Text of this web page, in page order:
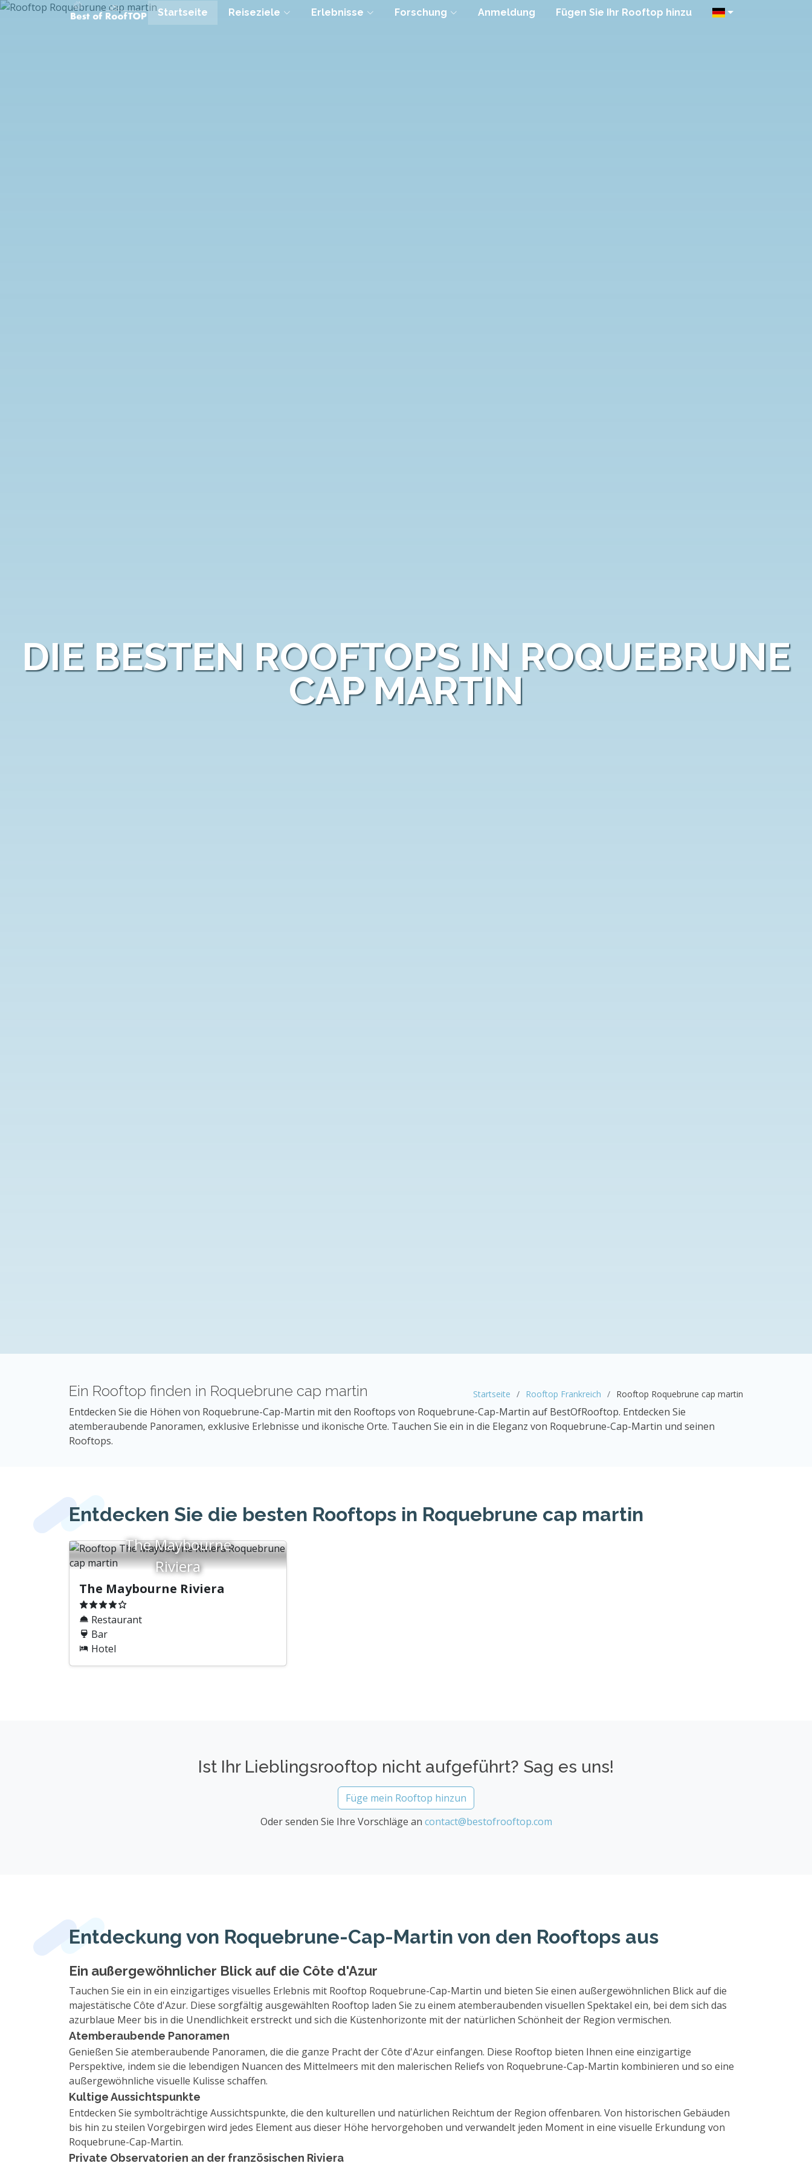
Startseite Reiseziele Erlebnisse Forschung Anmeldung Fügen Sie Ihr Rooftop hinzu
DIE BESTEN ROOFTOPS IN ROQUEBRUNE
CAP MARTIN
Ein Rooftop finden in Roquebrune cap martin Startseite Rooftop Frankreich Rooftop Roquebrune cap martin
Entdecken Sie die Höhen von Roquebrune-Cap-Martin mit den Rooftops von Roquebrune-Cap-Martin auf BestOfRooftop. Entdecken Sie
atemberaubende Panoramen, exklusive Erlebnisse und ikonische Orte. Tauchen Sie ein in die Eleganz von Roquebrune-Cap-Martin und seinen
Rooftops.
Entdecken Sie die besten Rooftops in Roquebrune cap martin
The Maybourne
Riviera
The Maybourne Riviera
Restaurant
Bar
Hotel
Ist Ihr Lieblingsrooftop nicht aufgeführt? Sag es uns!
Füge mein Rooftop hinzun
Oder senden Sie Ihre Vorschläge an contact@bestofrooftop.com
Entdeckung von Roquebrune-Cap-Martin von den Rooftops aus
Ein außergewöhnlicher Blick auf die Côte d'Azur
Tauchen Sie ein in ein einzigartiges visuelles Erlebnis mit Rooftop Roquebrune-Cap-Martin und bieten Sie einen außergewöhnlichen Blick auf die
majestätische Côte d'Azur. Diese sorgfältig ausgewählten Rooftop laden Sie zu einem atemberaubenden visuellen Spektakel ein, bei dem sich das
azurblaue Meer bis in die Unendlichkeit erstreckt und sich die Küstenhorizonte mit der natürlichen Schönheit der Region vermischen.
Atemberaubende Panoramen
Genießen Sie atemberaubende Panoramen, die die ganze Pracht der Côte d'Azur einfangen. Diese Rooftop bieten Ihnen eine einzigartige
Perspektive, indem sie die lebendigen Nuancen des Mittelmeers mit den malerischen Reliefs von Roquebrune-Cap-Martin kombinieren und so eine
außergewöhnliche visuelle Kulisse schaffen.
Kultige Aussichtspunkte
Entdecken Sie symbolträchtige Aussichtspunkte, die den kulturellen und natürlichen Reichtum der Region offenbaren. Von historischen Gebäuden
bis hin zu steilen Vorgebirgen wird jedes Element aus dieser Höhe hervorgehoben und verwandelt jeden Moment in eine visuelle Erkundung von
Roquebrune-Cap-Martin.
Private Observatorien an der französischen Riviera